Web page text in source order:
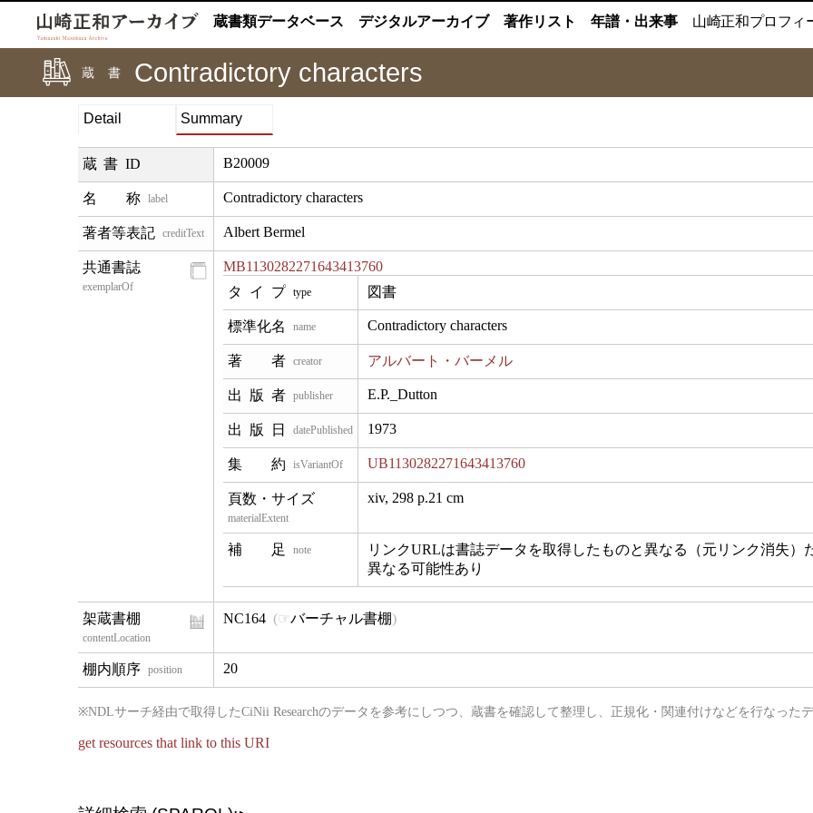
蔵書類データベース デジタルアーカイブ 著作リスト 年譜・出来事 山崎正和プロフィ
蔵書 Contradictory characters
Detail Summary
蔵書ID B20009
label Contradictory characters
creditText Albert Bermel
exemplarOf
MB1130282271643413760
type 図書
name Contradictory characters
creator アルバート・バーメル
publisher E.P._Dutton
datePublished 1973
isVariantOf UB1130282271643413760
materialExtent
xiv, 298 p.21 cm
note
リンクURLは書誌データを取得したものと異なる（元リンク消失）
異なる可能性あり
contentLocation
NC164 バーチャル書棚
position 20
※NDLサーチ経由で取得したCiNii Researchのデータを参考にしつつ、蔵書を確認して整理し、正規化・関連付けなどを行なったデ
get resources that link to this URI